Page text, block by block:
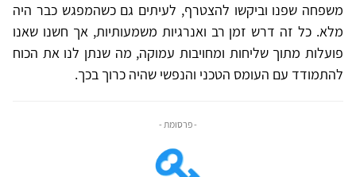
משפחה שפנו וביקשו להצטרף, לעיתים גם כשהמפגש כבר היה
מלא. כל זה דרש זמן רב ואנרגיות משמעותיות, אך חשנו שאנו
פועלות מתוך שליחות ומחויבות עמוקה, מה שנתן לנו את הכוח
להתמודד עם העומס הטכני והנפשי שהיה כרוך בכך.
- פרסומת -